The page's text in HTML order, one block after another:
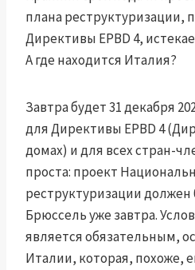
плана реструктуризации,
Директивы EPBD 4,
А где находится Италия?
Завтра будет 31 декабря
для Директивы EPBD 4
домах) и для всех стран-
проста: проект
реструктуризации
Брюссель уже завтра.
является обязательным,
Италии, которая, похоже,